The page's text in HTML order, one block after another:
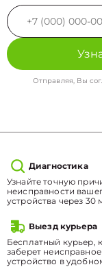
Отправляя, Вы
Диагностика
Узнайте точную
неисправности
устройства через 30
Выезд курьера
Бесплатный курьер,
заберет неисправное
устройство в